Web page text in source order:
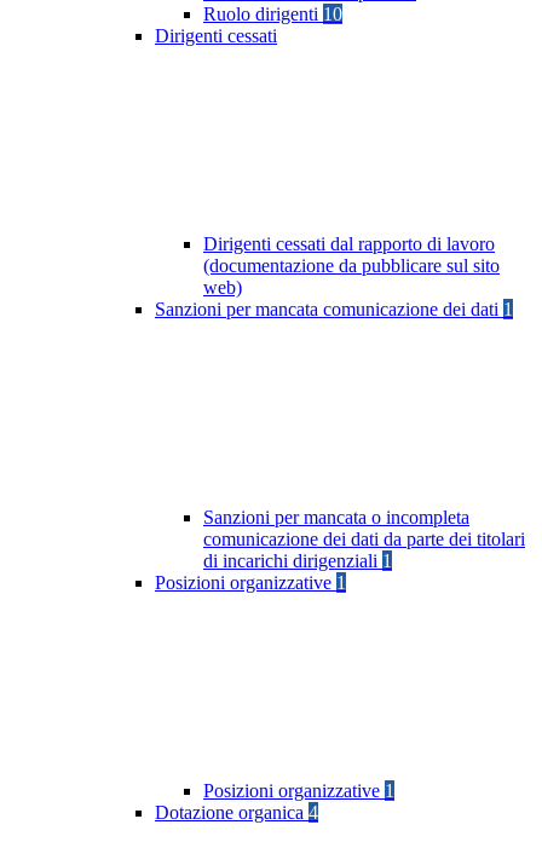
Ruolo dirigenti 10
Dirigenti cessati
Dirigenti cessati dal rapporto di lavoro
(documentazione da pubblicare sul sito
web)
Sanzioni per mancata comunicazione dei dati 1
Sanzioni per mancata o incompleta
comunicazione dei dati da parte dei titolari
di incarichi dirigenziali 1
Posizioni organizzative 1
Posizioni organizzative 1
Dotazione organica 4